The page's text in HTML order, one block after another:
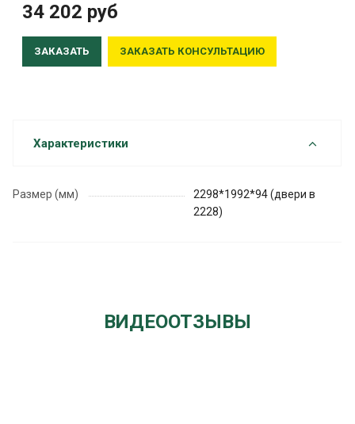
34 202 руб
ЗАКАЗАТЬ ЗАКАЗАТЬ КОНСУЛЬТАЦИЮ
Характеристики
Размер (мм)
2298*1992*94 (двери в
2228)
ВИДЕООТЗЫВЫ